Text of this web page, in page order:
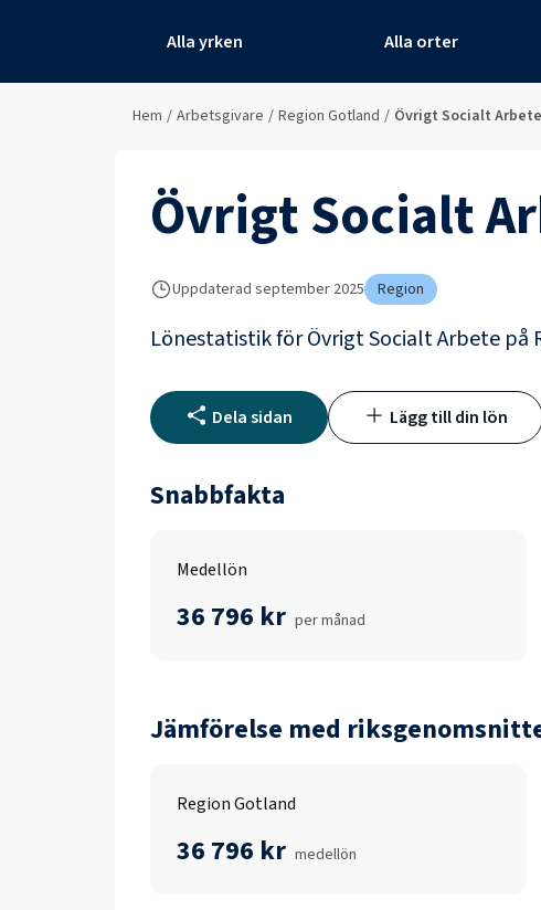
Alla yrken Alla orter
Hem / Arbetsgivare / Region Gotland / Övrigt Socialt Arbete
Övrigt Socialt
Uppdaterad september 2025 Region
Lönestatistik förÖvrigt Socialt Arbete på
Dela sidan Lägg till din lön
Snabbfakta
Medellön
36 796 kr per månad
Jämförelse med
Region Gotland
36 796 kr medellön